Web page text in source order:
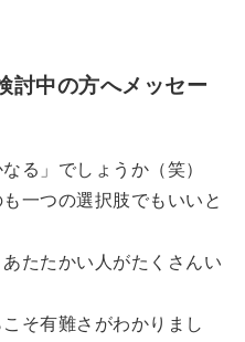
討中の方へメッセー
る」でしょうか（笑）
一つの選択肢でもいいと
たたかい人がたくさんい
そ有難さがわかりまし